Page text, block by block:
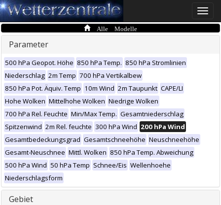
Toggle
Alle Modelle
Parameter
500 hPa Geopot. Höhe 850 hPa Temp. 850 hPa Stromlinien
Niederschlag 2m Temp 700 hPa Vertikalbew
850 hPa Pot. Äquiv. Temp 10m Wind 2m Taupunkt CAPE/LI
Hohe Wolken Mittelhohe Wolken Niedrige Wolken
700 hPa Rel. Feuchte Min/Max Temp. Gesamtniederschlag
Spitzenwind 2m Rel. feuchte 300 hPa Wind 200 hPa Wind
Gesamtbedeckungsgrad Gesamtschneehöhe Neuschneehöhe
Gesamt-Neuschnee Mittl. Wolken 850 hPa Temp. Abweichung
500 hPa Wind 50 hPa Temp Schnee/Eis Wellenhoehe
Niederschlagsform
Gebiet